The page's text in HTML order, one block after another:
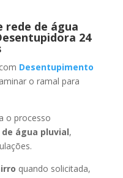
rede de água
24
Desentupimento
o ramal para
o processo
água pluvial,
quando solicitada,